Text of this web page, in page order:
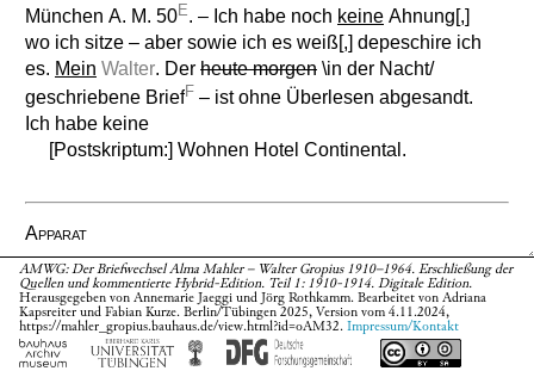
München A. M. 50E. – Ich habe noch keine Ahnung[,]
wo ich sitze – aber sowie ich es weiß[,] depeschire ich
es. Mein Walter. Der heute morgen \in der Nacht/
geschriebene BriefF – ist ohne Überlesen abgesandt.
Ich habe keine
[Postskriptum:] Wohnen Hotel Continental.
Apparat
Alles einblenden
Überlieferung
AMWG: Der Briefwechsel Alma Mahler – Walter Gropius 1910–1964. Erschließung der
Quellen und kommentierte Hybrid-Edition. Teil 1: 1910-1914. Digitale Edition.
Herausgegeben von Annemarie Jaeggi und Jörg Rothkamm. Bearbeitet von Adriana
Kapsreiter und Fabian Kurze. Berlin/Tübingen 2025, Version vom 4.11.2024,
https://mahler_gropius.bauhaus.de/view.html?id=oAM32.Impressum/Kontakt